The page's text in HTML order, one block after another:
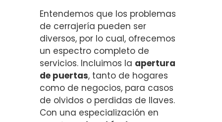
Entendemos que los problemas
de cerrajería pueden ser
diversos, por lo cual, ofrecemos
un espectro completo de
servicios. Incluimos la apertura
de puertas, tanto de hogares
como de negocios, para casos
de olvidos o perdidas de llaves.
Con una especialización en